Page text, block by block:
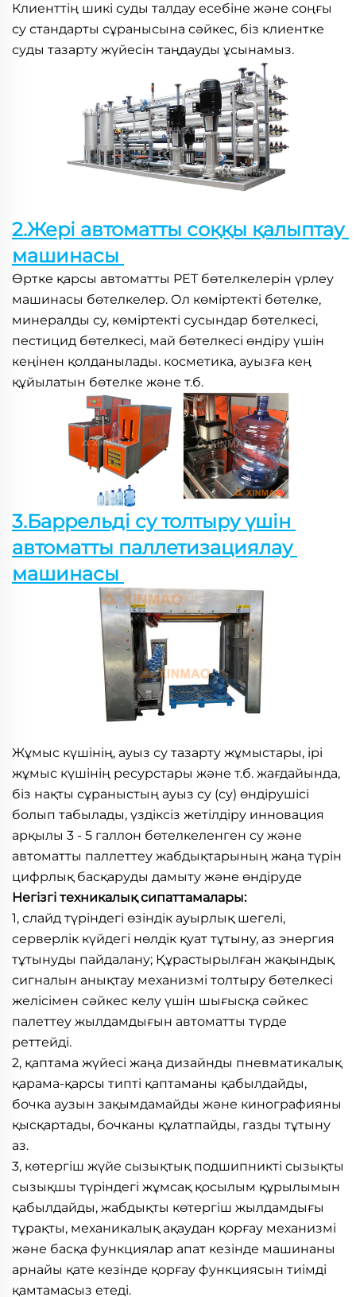
Клиенттің шикі суды талдау есебіне және соңғы
су стандарты сұранысына сәйкес, біз клиентке
суды тазарту жүйесін таңдауды ұсынамыз.
2.Жері автоматты соққы қалыптау
машинасы
Өртке қарсы автоматты PET бөтелкелерін үрлеу
машинасы бөтелкелер. Ол көміртекті бөтелке,
минералды су, көміртекті сусындар бөтелкесі,
пестицид бөтелкесі, май бөтелкесі өндіру үшін
кеңінен қолданылады. косметика, ауызға кең
құйылатын бөтелке және т.б.
3.Баррельді су толтыру үшін
автоматты паллетизациялау
машинасы
Жұмыс күшінің, ауыз су тазарту жұмыстары, ірі
жұмыс күшінің ресурстары және т.б. жағдайында,
біз нақты сұраныстың ауыз су (су) өндірушісі
болып табылады, үздіксіз жетілдіру инновация
арқылы 3 - 5 галлон бөтелкеленген су және
автоматты паллеттеу жабдықтарының жаңа түрін
цифрлық басқаруды дамыту және өндіруде
Негізгі техникалық сипаттамалары:
1, слайд түріндегі өзіндік ауырлық шегелі,
серверлік күйдегі нөлдік қуат тұтыну, аз энергия
тұтынуды пайдалану; Құрастырылған жақындық
сигналын анықтау механизмі толтыру бөтелкесі
желісімен сәйкес келу үшін шығысқа сәйкес
палеттеу жылдамдығын автоматты түрде
реттейді.
2, қаптама жүйесі жаңа дизайнды пневматикалық
қарама-қарсы типті қаптаманы қабылдайды,
бочка аузын зақымдамайды және кинографияны
қысқартады, бочканы құлатпайды, газды тұтыну
аз.
3, көтергіш жүйе сызықтық подшипникті сызықты
сызықшы түріндегі жұмсақ қосылым құрылымын
қабылдайды, жабдықты көтергіш жылдамдығы
тұрақты, механикалық ақаудан қорғау механизмі
және басқа функциялар апат кезінде машинаны
арнайы қате кезінде қорғау функциясын тиімді
қамтамасыз етеді.